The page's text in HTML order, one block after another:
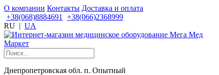
О компании Контакты Доставка и оплата
+38(068)8884691
+38(066)2368999
RU | UA
Днепропетровская обл. п. Опытный